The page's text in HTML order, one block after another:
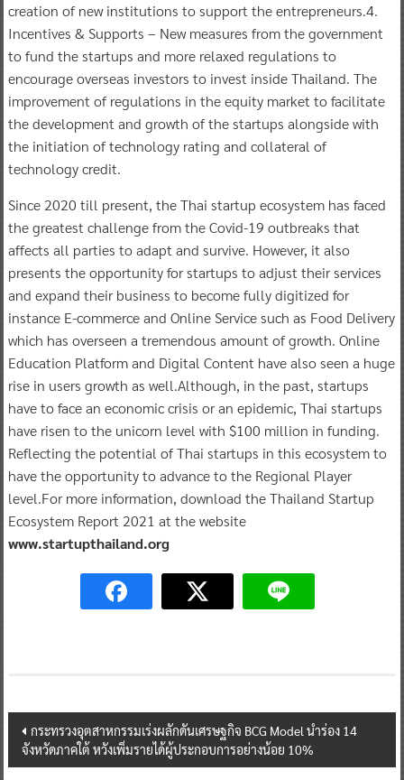
creation of new institutions to support the entrepreneurs.4.
Incentives & Supports – New measures from the government
to fund the startups and more relaxed regulations to
encourage overseas investors to invest inside Thailand. The
improvement of regulations in the equity market to facilitate
the development and growth of the startups alongside with
the initiation of technology rating and collateral of
technology credit.
Since 2020 till present, the Thai startup ecosystem has faced
the greatest challenge from the Covid-19 outbreaks that
affects all parties to adapt and survive. However, it also
presents the opportunity for startups to adjust their services
and expand their business to become fully digitized for
instance E-commerce and Online Service such as Food Delivery
which has overseen a tremendous amount of growth. Online
Education Platform and Digital Content have also seen a huge
rise in users growth as well.Although, in the past, startups
have to face an economic crisis or an epidemic, Thai startups
have risen to the unicorn level with $100 million in funding.
Reflecting the potential of Thai startups in this ecosystem to
have the opportunity to advance to the Regional Player
level.For more information, download the Thailand Startup
Ecosystem Report 2021 at the website
www.startupthailand.org
Post
navigation
กระทรวงอุตสาหกรรมเร่งผลักดันเศรษฐกิจ BCG Model นำร่อง 14
จังหวัดภาคใต้ หวังเพิ่มรายได้ผู้ประกอบการอย่างน้อย 10%